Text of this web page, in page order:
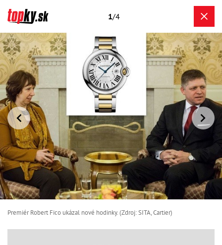
1/4
Premiér Robert Fico ukázal nové hodinky. (Zdroj: SITA, Cartier)